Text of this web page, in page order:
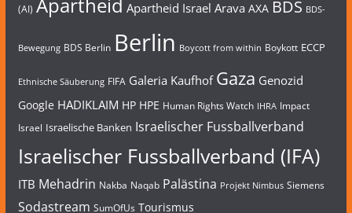
(AI) Apartheid Israel Arava AXA BDS BDS-
Bewegung BDS Berlin Berlin Boycott from within Boykott ECCP
Ethnische Säuberung FIFA Galeria Kaufhof Gaza Genozid
Google HADIKLAIM HP HPE Human Rights Watch IHRA Impact
Israel Israelische Banken Israelischer Fussballverband
Israelischer Fussballverband (IFA)
ITB Mehadrin Nakba Naqab Palästina Projekt Nimbus Siemens
Sodastream SumOfUs Tourismus